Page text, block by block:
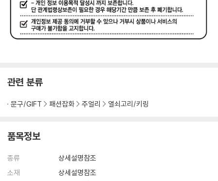
관련 분류
문구/GIFT 패션잡화 주얼리 열쇠고리/키링
품목정보
종류
상세설명참조
소재
상세설명참조